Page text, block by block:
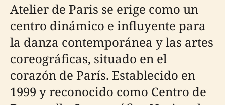
Atelier de Paris se erige como un
centro dinámico e influyente para
la danza contemporánea y las artes
coreográficas, situado en el
corazón de París. Establecido en
1999 y reconocido como Centro de